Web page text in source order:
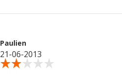
Paulien
21-06-2013
star_ratestar_ratestar_ratestar_ratestar_rate